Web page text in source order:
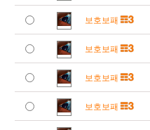
보호보패
보호보패
보호보패
보호보패